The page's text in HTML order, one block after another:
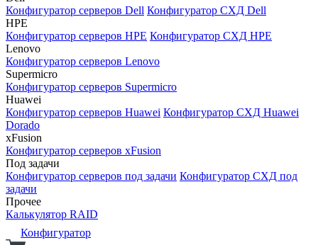
Конфигуратор серверов Dell Конфигуратор СХД Dell
HPE
Конфигуратор серверов HPE Конфигуратор СХД HPE
Lenovo
Конфигуратор серверов Lenovo
Supermicro
Конфигуратор серверов Supermicro
Huawei
Конфигуратор серверов Huawei Конфигуратор СХД Huawei
Dorado
xFusion
Конфигуратор серверов xFusion
Под задачи
Конфигуратор серверов под задачи Конфигуратор СХД под
задачи
Прочее
Калькулятор RAID
Конфигуратор